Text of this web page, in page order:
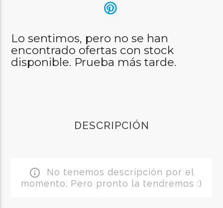
Lo sentimos, pero no se han
encontrado ofertas con stock
disponible. Prueba más tarde.
DESCRIPCIÓN
info_outline No tenemos descripción por el
momento. Pero pronto la tendremos :)